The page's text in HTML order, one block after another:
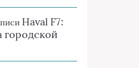
Haval F7:
городской